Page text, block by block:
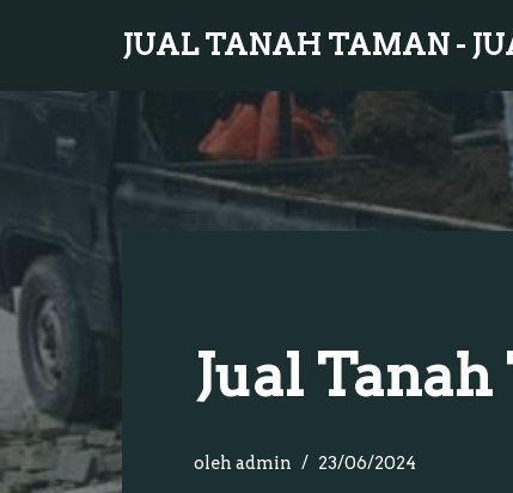
ke
konten
JUAL TANAH TAMAN -
Jual
oleh admin 23/06/2024